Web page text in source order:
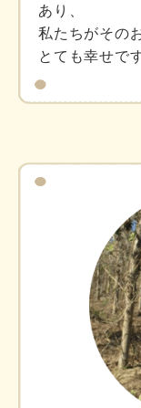
あり、
私たちがその
とても幸せです